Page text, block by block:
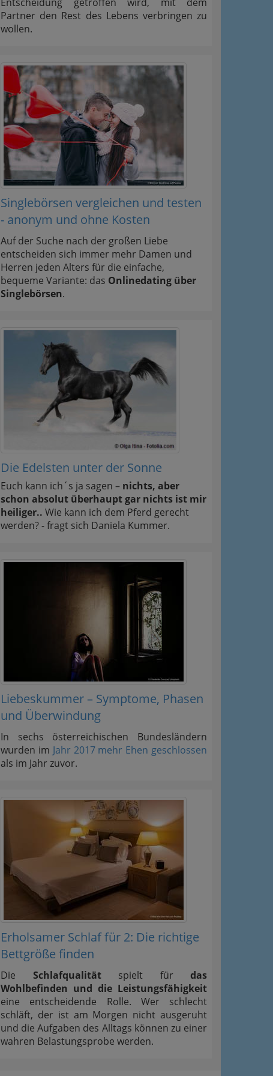
Entscheidung getroffen wird, mit dem
Partner den Rest des Lebens verbringen zu
wollen.
Singlebörsen vergleichen und testen
- anonym und ohne Kosten
Auf der Suche nach der großen Liebe
entscheiden sich immer mehr Damen und
Herren jeden Alters für die einfache,
bequeme Variante: das Onlinedating über
Singlebörsen.
Die Edelsten unter der Sonne
Euch kann ich´s ja sagen – nichts, aber
schon absolut überhaupt gar nichts ist mir
heiliger.. Wie kann ich dem Pferd gerecht
werden? - fragt sich Daniela Kummer.
Liebeskummer – Symptome, Phasen
und Überwindung
In sechs österreichischen Bundesländern
wurden im Jahr 2017 mehr Ehen geschlossen
als im Jahr zuvor.
Erholsamer Schlaf für 2: Die richtige
Bettgröße finden
Die Schlafqualitätspielt für das
Wohlbefinden und die Leistungsfähigkeit
eine entscheidende Rolle. Wer schlecht
schläft, der ist am Morgen nicht ausgeruht
und die Aufgaben des Alltags können zu einer
wahren Belastungsprobe werden.